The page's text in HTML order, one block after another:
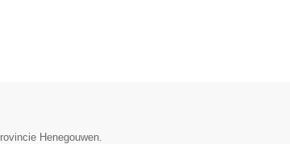
Henegouwen.